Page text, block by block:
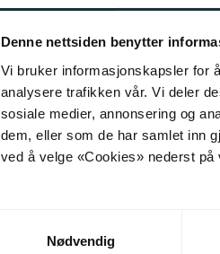
Denne nettsiden benytter
Vi bruker informasjonskapsler for
analysere trafikken vår. Vi deler
sosiale medier, annonsering og
dem, eller som de har samlet inn
ved å velge «Cookies» nederst på
Nødvendig